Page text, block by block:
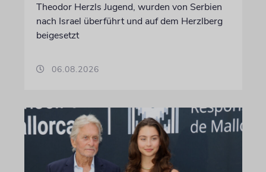
Theodor Herzls Jugend, wurden von Serbien
nach Israel überführt und auf dem Herzlberg
beigesetzt
06.08.2026